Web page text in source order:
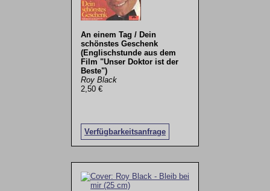
An einem Tag / Dein
schönstes Geschenk
(Englischstunde aus dem
Film "Unser Doktor ist der
Beste")
Roy Black
2,50 €
Verfügbarkeitsanfrage